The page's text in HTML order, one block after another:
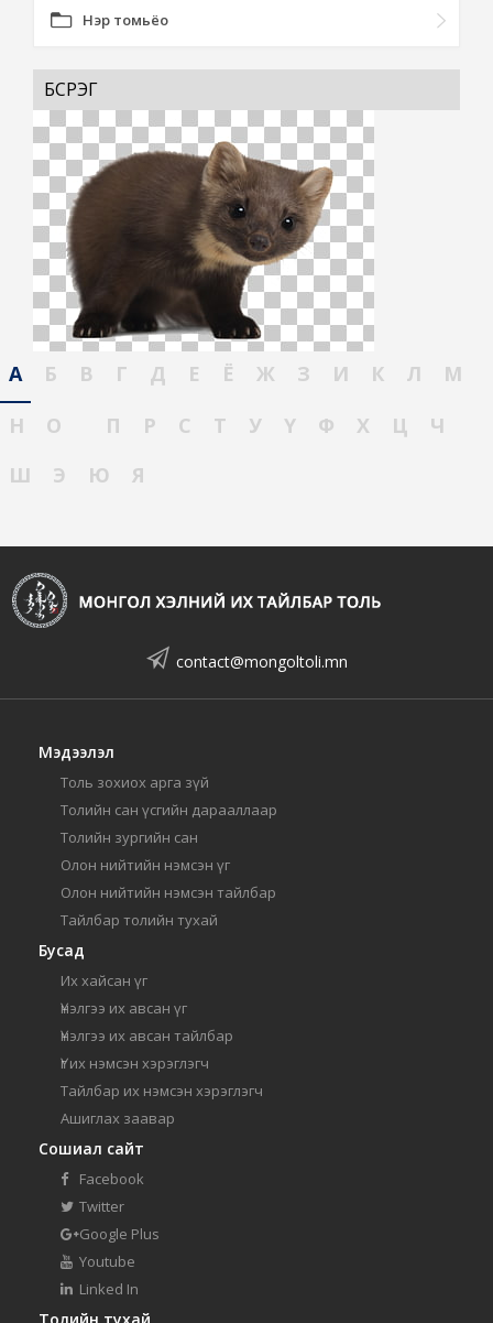
Нэр томьёо
БҮСРЭГ
А Б В Г Д Е Ё Ж З И К Л
М
Н
О П Р С Т У Ү Ф Х Ц
Ч
Ш
Э Ю Я
contact@mongoltoli.mn
Мэдээлэл
Толь зохиох арга зүй
Толийн сан үсгийн дарааллаар
Толийн зургийн сан
Олон нийтийн нэмсэн үг
Олон нийтийн нэмсэн тайлбар
Тайлбар толийн тухай
Бусад
Их хайсан үг
Үнэлгээ их авсан үг
Үнэлгээ их авсан тайлбар
Үг их нэмсэн хэрэглэгч
Тайлбар их нэмсэн хэрэглэгч
Ашиглах заавар
Сошиал сайт
Facebook
Twitter
Google Plus
Youtube
Linked In